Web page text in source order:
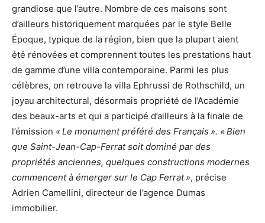
grandiose que l’autre. Nombre de ces maisons sont
d’ailleurs historiquement marquées par le style Belle
Époque, typique de la région, bien que la plupart aient
été rénovées et comprennent toutes les prestations haut
de gamme d’une villa contemporaine. Parmi les plus
célèbres, on retrouve la villa Ephrussi de Rothschild, un
joyau architectural, désormais propriété de l’Académie
des beaux-arts et qui a participé d’ailleurs à la finale de
l’émission « Le monument préféré des Français ». « Bien
que Saint-Jean-Cap-Ferrat soit dominé par des
propriétés anciennes, quelques constructions modernes
commencent à émerger sur le Cap Ferrat », précise
Adrien Camellini, directeur de l’agence Dumas
immobilier.